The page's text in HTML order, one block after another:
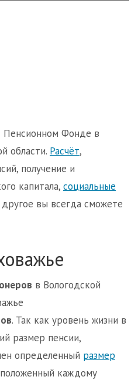
Пенсионном Фонде в
области. Расчёт,
получение и
капитала, социальные
вы всегда сможете
в Вологодской
. Так как уровень жизни в
размер пенсии,
определенный размер
каждому